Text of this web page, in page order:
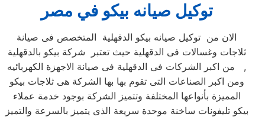
توكيل صيانه بيكو في مصر
الان من توكيل صيانه بيكو الدقهلية المتخصص فى صيانة
ثلاجات وغسالات فى الدقهلية حيث تعتبر شركة بيكو بالدقهلية
من اكبر الشركات فى الدقهلية فى صيانة الاجهزة الكهربائيه ,
ومن اكبر الصناعات التى تقوم بها بها الشركة هى ثلاجات بيكو
المميزة بأنواعها المختلفة وتتميز الشركة بوجود خدمة عملاء
بيكو تليفونات ساخنة موحدة سريعة الذى يتميز بالسرعة والتميز